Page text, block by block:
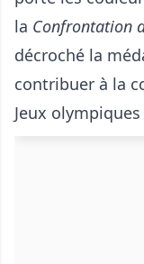
la Confrontation
décroché la
contribuer à la
Jeux